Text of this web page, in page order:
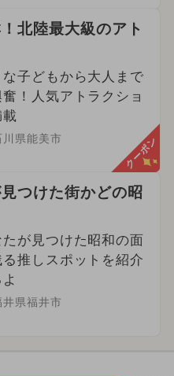
北陸最大級のアト
子どもから大人まで
奮！人気アトラクショ
載
川県能美市 クーポン
つけた街かどの昭
たが見つけた昭和の面
推しスポットを紹介
井県福井市